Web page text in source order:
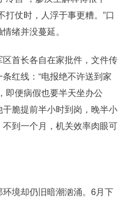
打仗时，人浮于事更糟。”口
绪并没蔓延。
首长各自在家批件，文件传
红线：“电报绝不许送到家
即便病假也要半天坐办公
脆提前半小时到岗，晚半小
到一个月，机关效率肉眼可
境却仍旧暗潮汹涌。6月下